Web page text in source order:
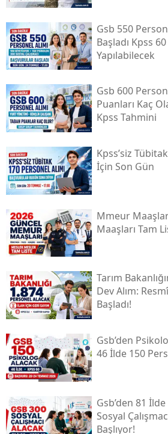
Gsb 550
Başladı Kpss
Yapılabilecek
Gsb 600
Puanları Kaç
Kpss Tahmini
Kpss’siz
İçin Son Gün
Mmeur
Maaşları Tam
Tarım
Dev Alım:
Başladı!
Gsb’den
46 İlde 150
Gsb’den 81
Sosyal
Başlıyor!